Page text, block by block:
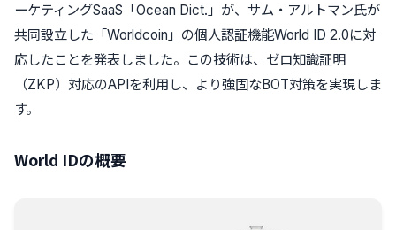
ーケティングSaaS「Ocean Dict.」が、サム・アルトマン氏が
共同設立した「Worldcoin」の個人認証機能World ID 2.0に対
応したことを発表しました。この技術は、ゼロ知識証明
（ZKP）対応のAPIを利用し、より強固なBOT対策を実現しま
す。
World IDの概要